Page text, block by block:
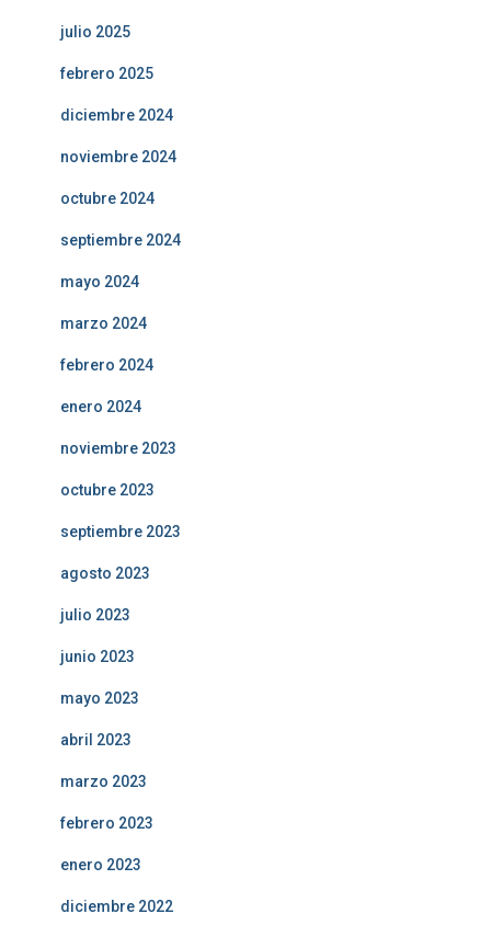
julio 2025
febrero 2025
diciembre 2024
noviembre 2024
octubre 2024
septiembre 2024
mayo 2024
marzo 2024
febrero 2024
enero 2024
noviembre 2023
octubre 2023
septiembre 2023
agosto 2023
julio 2023
junio 2023
mayo 2023
abril 2023
marzo 2023
febrero 2023
enero 2023
diciembre 2022